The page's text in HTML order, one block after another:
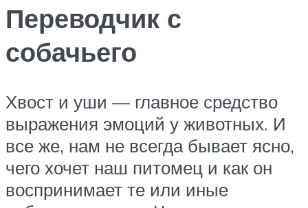
Переводчик с
собачьего
Хвост и уши — главное средство
выражения эмоций у животных. И
все же, нам не всегда бывает ясно,
чего хочет наш питомец и как он
воспринимает те или иные